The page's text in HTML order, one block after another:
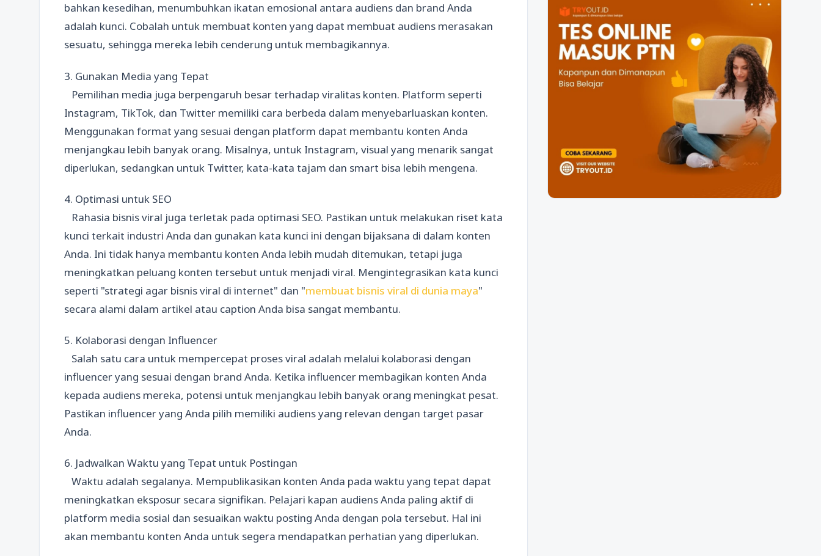
bahkan kesedihan, menumbuhkan ikatan emosional antara audiens dan brand Anda
adalah kunci. Cobalah untuk membuat konten yang dapat membuat audiens merasakan
sesuatu, sehingga mereka lebih cenderung untuk membagikannya.
3. Gunakan Media yang Tepat
Pemilihan media juga berpengaruh besar terhadap viralitas konten. Platform seperti
Instagram, TikTok, dan Twitter memiliki cara berbeda dalam menyebarluaskan konten.
Menggunakan format yang sesuai dengan platform dapat membantu konten Anda
menjangkau lebih banyak orang. Misalnya, untuk Instagram, visual yang menarik sangat
diperlukan, sedangkan untuk Twitter, kata-kata tajam dan smart bisa lebih mengena.
4. Optimasi untuk SEO
Rahasia bisnis viral juga terletak pada optimasi SEO. Pastikan untuk melakukan riset kata
kunci terkait industri Anda dan gunakan kata kunci ini dengan bijaksana di dalam konten
Anda. Ini tidak hanya membantu konten Anda lebih mudah ditemukan, tetapi juga
meningkatkan peluang konten tersebut untuk menjadi viral. Mengintegrasikan kata kunci
seperti "strategi agar bisnis viral di internet" dan "membuat bisnis viral di dunia maya"
secara alami dalam artikel atau caption Anda bisa sangat membantu.
5. Kolaborasi dengan Influencer
Salah satu cara untuk mempercepat proses viral adalah melalui kolaborasi dengan
influencer yang sesuai dengan brand Anda. Ketika influencer membagikan konten Anda
kepada audiens mereka, potensi untuk menjangkau lebih banyak orang meningkat pesat.
Pastikan influencer yang Anda pilih memiliki audiens yang relevan dengan target pasar
Anda.
6. Jadwalkan Waktu yang Tepat untuk Postingan
Waktu adalah segalanya. Mempublikasikan konten Anda pada waktu yang tepat dapat
meningkatkan eksposur secara signifikan. Pelajari kapan audiens Anda paling aktif di
platform media sosial dan sesuaikan waktu posting Anda dengan pola tersebut. Hal ini
akan membantu konten Anda untuk segera mendapatkan perhatian yang diperlukan.